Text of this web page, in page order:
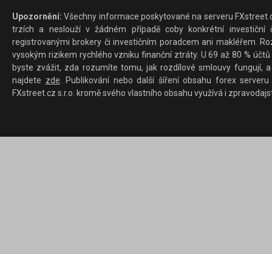
Upozornění: Všechny informace poskytované na serveru
trzích a neslouží v žádném případě coby konkrétní investiční
registrovanými brokery či investičním poradcem ani makléřem.
vysokým rizikem rychlého vzniku finanční ztráty. U 69 až 80 %
byste zvážit, zda rozumíte tomu, jak rozdílové smlouvy fungují,
najdete zde. Publikování nebo další šíření obsahu forex
FXstreet.cz s.r.o. kromě svého vlastního obsahu využívá i